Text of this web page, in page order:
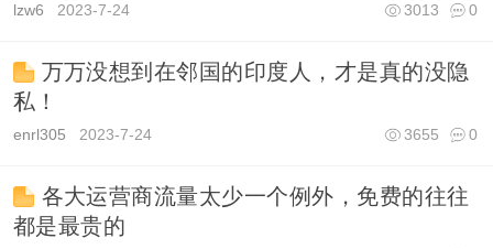
lzw6 2023-7-24 0
3013
万万没想到在邻国的印度人，才是真的没隐
私！
enrl305 2023-7-24 0
3655
各大运营商流量太少一个例外，免费的往往
都是最贵的